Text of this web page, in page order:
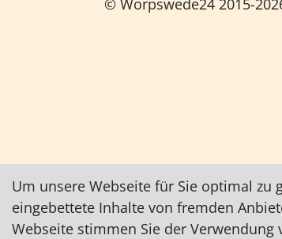
© Worpswede24 2015-
Um unsere Webseite für Sie optimal zu
eingebettete Inhalte von fremden
Webseite stimmen Sie der